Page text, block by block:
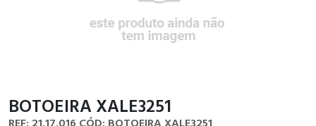
BOTOEIRA XALE3251
REF: 21.17.016 CÓD: BOTOEIRA XALE3251